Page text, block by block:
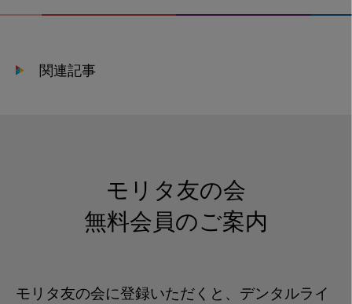
関連記事
モリタ友の会
無料会員のご案内
モリタ友の会に登録いただくと、デンタルライ